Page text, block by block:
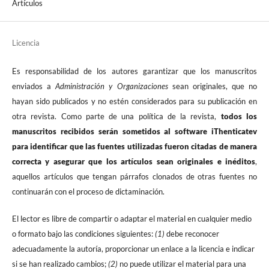
Artículos
Licencia
Es responsabilidad de los autores garantizar que los manuscritos
enviados aAdministración y Organizaciones sean originales, que no
hayan sido publicados y no estén considerados para su publicación en
otra revista. Como parte de una política de la revista, todos los
manuscritos recibidos serán sometidos al software iThenticatev
para identificar que las fuentes utilizadas fueron citadas de manera
correcta y asegurar que los artículos sean originales e inéditos,
aquellos artículos que tengan párrafos clonados de otras fuentes no
continuarán con el proceso de dictaminación.
El lector es libre de compartir o adaptar el material en cualquier medio
o formato bajo las condiciones siguientes:(1) debe reconocer
adecuadamente la autoría, proporcionar un enlace a la licencia e indicar
si se han realizado cambios;(2) no puede utilizar el material para una